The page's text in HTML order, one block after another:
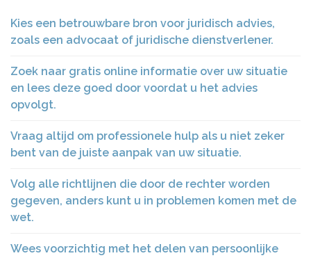
Kies een betrouwbare bron voor juridisch advies,
zoals een advocaat of juridische dienstverlener.
Zoek naar gratis online informatie over uw situatie
en lees deze goed door voordat u het advies
opvolgt.
Vraag altijd om professionele hulp als u niet zeker
bent van de juiste aanpak van uw situatie.
Volg alle richtlijnen die door de rechter worden
gegeven, anders kunt u in problemen komen met de
wet.
Wees voorzichtig met het delen van persoonlijke